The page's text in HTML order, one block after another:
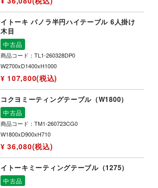
イトーキ パノラ半円ハイテーブル 6人掛け
木目
中古品
商品コード：TL1-260328DP0
W2700xD1400xH1000
¥ 107,800(税込)
コクヨミーティングテーブル（W1800）
中古品
商品コード：TM1-260723CG0
W1800xD900xH710
¥ 36,080(税込)
イトーキミーティングテーブル（1275）
中古品